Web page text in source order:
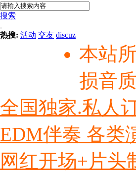
搜索
热搜: 活动 交友 discuz
本站
损音
全国独家.私人
EDM伴奏 各类
网红开场+片头